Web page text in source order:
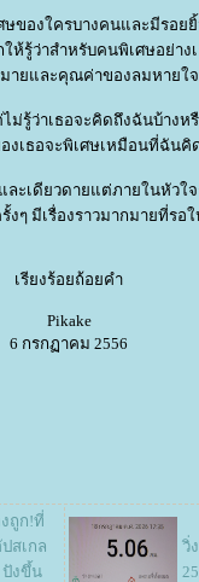
ษของใครบางคนและมีรอย
ห้รู้ว่าสำหรับคนพิเศษอย่าง
ายและคุณค่าของลมหายใ
ม่รู้ว่าเธอจะคิดถึงฉันบ้างห
งเธอจะพิเศษเหมือนที่ฉันคิ
ละเดียวดายแต่ภายในหัวใจ
งๆ มีเรื่องราวมากมายที่รอ
เรียงร้อยถ้อยคำ
Pikake
6 กรกฏาคม 2556
ถูก!ที่
สเกล
ปังขึ้น
วิ่